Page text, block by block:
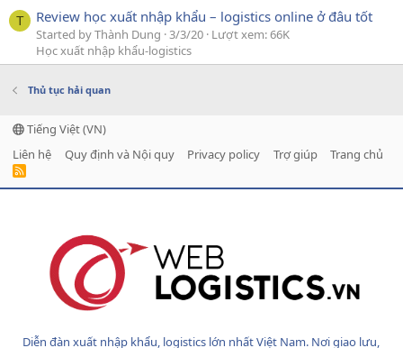
T Review học xuất nhập khẩu – logistics online ở đâu tốt
Started by Thành Dung 3/3/20 Lượt xem: 66K
Học xuất nhập khẩu-logistics
Thủ tục hải quan
Tiếng Việt (VN)
Liên hệ
Quy định và Nội quy Privacy policy Trợ giúp Trang chủ
R
Diễn đàn xuất nhập khẩu, logistics lớn nhất Việt Nam. Nơi giao lưu,